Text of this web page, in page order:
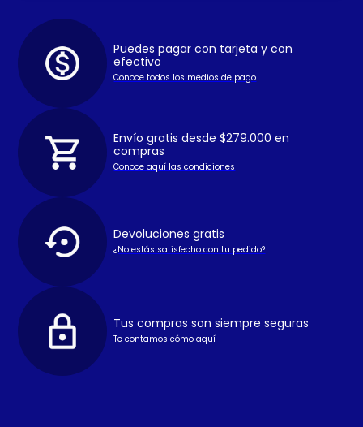
Puedes pagar con tarjeta y con
efectivo
Conoce todos los medios de pago
Envío gratis desde $279.000 en
compras
Conoce aquí las condiciones
Devoluciones gratis
¿No estás satisfecho con tu pedido?
Tus compras son siempre seguras
Te contamos cómo aquí